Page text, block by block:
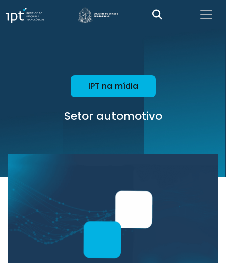
IPT na mídia
Setor automotivo